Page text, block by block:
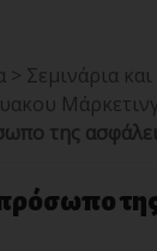
> Σεμινάρια
της